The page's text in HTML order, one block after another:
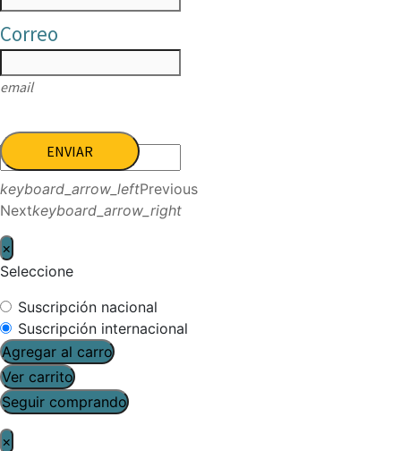
Correo
email
ENVIAR
keyboard_arrow_leftPrevious
Nextkeyboard_arrow_right
×
Seleccione
Suscripción nacional
Suscripción internacional
Agregar al carro
Ver carrito
Seguir comprando
×